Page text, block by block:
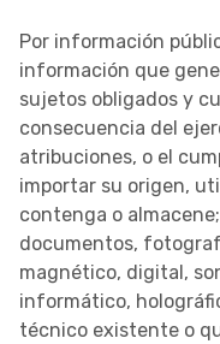
Por información
información que
sujetos obligados y
consecuencia del
atribuciones, o el
importar su origen,
contenga o
documentos,
magnético, digital,
informático,
técnico existente o